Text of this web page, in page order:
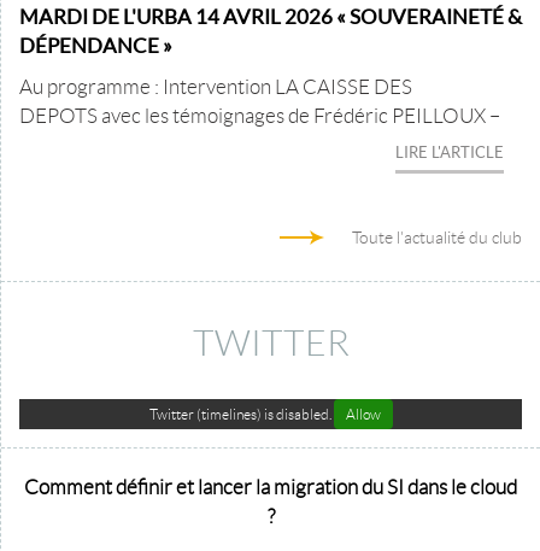
MARDI DE L'URBA 14 AVRIL 2026 « SOUVERAINETÉ &
DÉPENDANCE »
Au programme : Intervention LA CAISSE DES
DEPOTS avec les témoignages de Frédéric PEILLOUX –
LIRE L'ARTICLE
Toute l'actualité du club
TWITTER
Twitter (timelines) is disabled. Allow
Comment définir et lancer la migration du SI dans le cloud
?